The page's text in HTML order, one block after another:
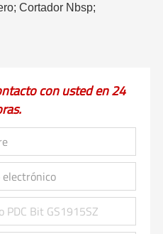
Cortador Nbsp;
con usted en 24